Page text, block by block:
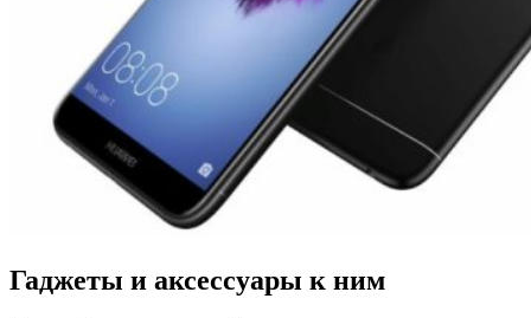
Гаджеты и аксессуары к ним